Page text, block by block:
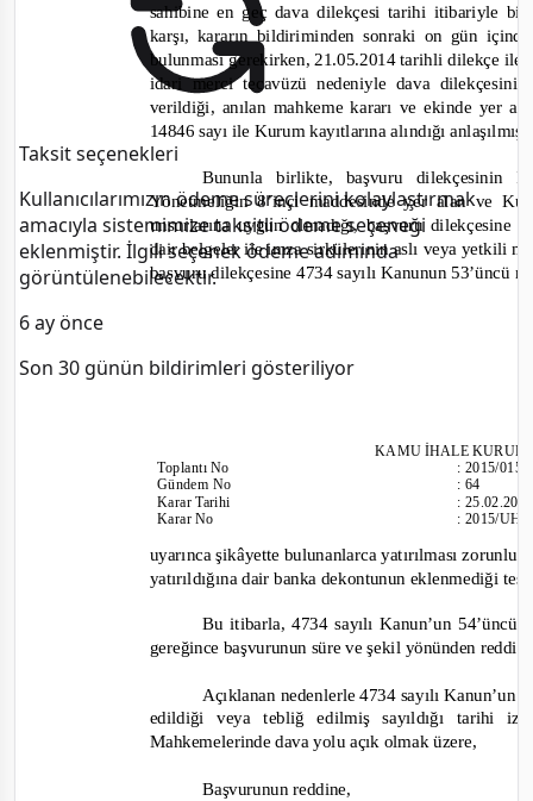
Taksit seçenekleri
Kullanıcılarımızın ödeme süreçlerini kolaylaştırmak
amacıyla sistemimize taksitli ödeme seçeneği
eklenmiştir. İlgili seçenek ödeme adımında
görüntülenebilecektir.
6 ay önce
Son 30 günün bildirimleri gösteriliyor
sahibine en geç dava dilekçesi tarihi itibariyle
karşı, kararın bildiriminden sonraki on gün
bulunması gerekirken, 21.05.2014 tarihli dilekçe ile
idari merci tecavüzü nedeniyle dava
verildiği, anılan mahkeme kararı ve ekinde yer
14846 sayı ile Kurum kayıtlarına alındığı
Bununla birlikte, başvuru dilekçesinin
Yönetmeliğin 8’inci maddesinde yer alan ve
unsurlarına uygun olmadığı, başvuru
dair belgeler ile imza sirkülerinin aslı veya yetkili
başvuru dilekçesine 4734 sayılı Kanunun 53’üncü
KAMU İHALE
Toplantı No
Gündem No
Karar Tarihi
Karar No
:2015/015
:64
:
:2015/
uyarınca şikâyette bulunanlarca yatırılması
yatırıldığına dair banka dekontunun eklenmediği
Bu itibarla, 4734 sayılı Kanun’un
gereğince başvurunun süre ve şekil yönünden reddi
Açıklanan nedenlerle 4734 sayılı
edildiği veya tebliğ edilmiş sayıldığı tarihi
Mahkemelerinde dava yolu açık olmak üzere,
Başvurunun reddine,